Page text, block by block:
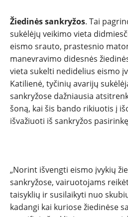
Žiedinės sankryžos. Tai
sukėlėjų veikimo vieta
eismo srauto, prastesnio
manevravimo didesnės
vieta sukelti nedidelius eismo
Katilienė, tyčinių avarijų
sankryžose dažniausia
šoną, kai šis bando rikiuotis į
išvažiuoti iš sankryžos
„Norint išvengti eismo įvykių
sankryžose, vairuotojams
taisyklių ir susilaikyti nuo
kadangi kai kuriose žiedinėse